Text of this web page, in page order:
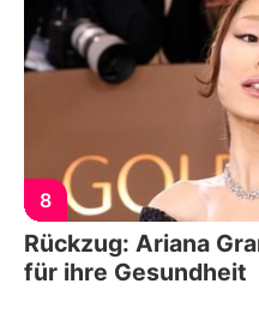
8
Rückzug: Ariana
für ihre Gesundheit